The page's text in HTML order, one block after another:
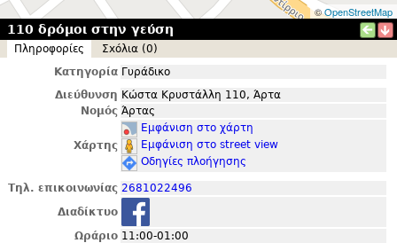
©OpenStreetMap
110 δρόμοι στην γεύση
Πληροφορίες
Σxόλια (0)
Κατηγορία Γυράδικο
Διεύθυνση Κώστα Κρυστάλλη 110, Άρτα
Νομός Άρτας
Χάρτης
Εμφάνιση στο χάρτη
Εμφάνιση στο street view
Οδηγίες πλοήγησης
Τηλ. επικοινωνίας 2681022496
Διαδίκτυο
Ωράριο 11:00-01:00